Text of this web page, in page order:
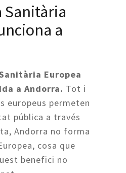
Sanitària
a
Europea
a Andorra. Tot i
europeus permeten
pública a través
Andorra no forma
cosa que
benefici no